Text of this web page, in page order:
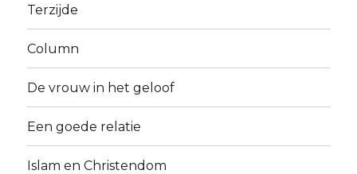
Terzijde
Column
De vrouw in het geloof
Een goede relatie
Islam en Christendom